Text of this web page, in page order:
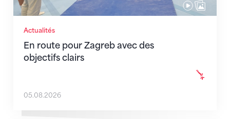
Actualités
En route pour Zagreb avec des
objectifs clairs
05.08.2026